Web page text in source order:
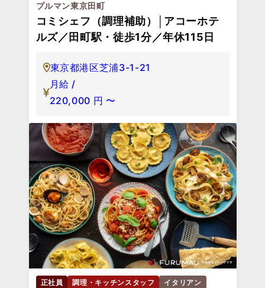
プルマン東京田町
コミシェフ（調理補助）│アコーホテ
ルズ／田町駅・徒歩1分／年休115日
東京都港区芝浦3-1-21
月給 /
220,000 円 〜
正社員 調理・キッチンスタッフ イタリアン